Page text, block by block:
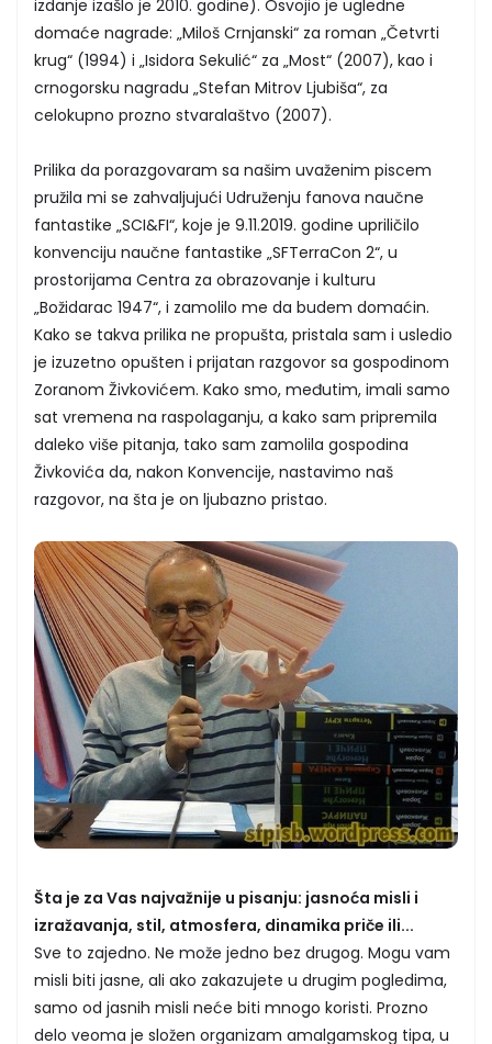
izdanje izašlo je 2010. godine). Osvojio je ugledne
domaće nagrade: „Miloš Crnjanski“ za roman „Četvrti
krug“ (1994) i „Isidora Sekulić“ za „Most“ (2007), kao i
crnogorsku nagradu „Stefan Mitrov Ljubiša“, za
celokupno prozno stvaralaštvo (2007).
Prilika da porazgovaram sa našim uvaženim piscem
pružila mi se zahvaljujući Udruženju fanova naučne
fantastike „SCI&FI“, koje je 9.11.2019. godine upriličilo
konvenciju naučne fantastike „SFTerraCon 2“, u
prostorijama Centra za obrazovanje i kulturu
„Božidarac 1947“, i zamolilo me da budem domaćin.
Kako se takva prilika ne propušta, pristala sam i usledio
je izuzetno opušten i prijatan razgovor sa gospodinom
Zoranom Živkovićem. Kako smo, međutim, imali samo
sat vremena na raspolaganju, a kako sam pripremila
daleko više pitanja, tako sam zamolila gospodina
Živkovića da, nakon Konvencije, nastavimo naš
razgovor, na šta je on ljubazno pristao.
Šta je za Vas najvažnije u pisanju: jasnoća misli i
izražavanja, stil, atmosfera, dinamika priče ili...
Sve to zajedno. Ne može jedno bez drugog. Mogu vam
misli biti jasne, ali ako zakazujete u drugim pogledima,
samo od jasnih misli neće biti mnogo koristi. Prozno
delo veoma je složen organizam amalgamskog tipa, u